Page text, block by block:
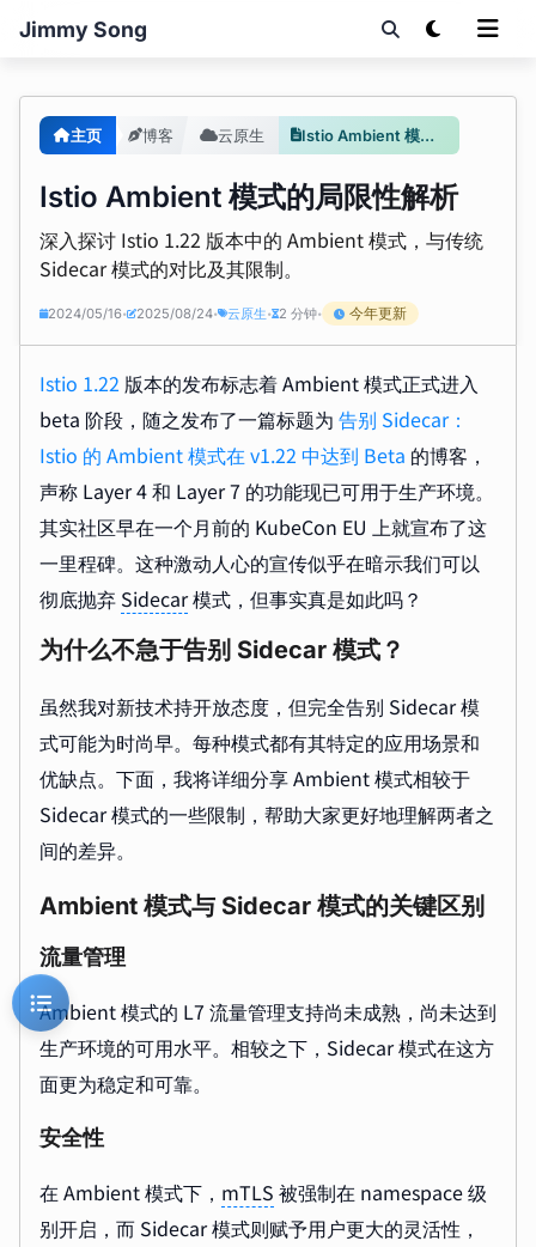
Jimmy Song
主页 博客 云原生 Istio Ambient 模式的局限性解析
Istio Ambient 模式的局限性解析
深入探讨 Istio 1.22 版本中的 Ambient 模式，与传统
Sidecar 模式的对比及其限制。
2024/05/16• 2025/08/24• 云原生 • 2 分钟• 今年更新
Istio 1.22 版本的发布标志着 Ambient 模式正式进入
beta 阶段，随之发布了一篇标题为 告别 Sidecar：
Istio 的 Ambient 模式在 v1.22 中达到 Beta 的博客，
声称 Layer 4 和 Layer 7 的功能现已可用于生产环境。
其实社区早在一个月前的 KubeCon EU 上就宣布了这
一里程碑。这种激动人心的宣传似乎在暗示我们可以
彻底抛弃 Sidecar模式，但事实真是如此吗？
为什么不急于告别 Sidecar 模式？
虽然我对新技术持开放态度，但完全告别 Sidecar 模
式可能为时尚早。每种模式都有其特定的应用场景和
优缺点。下面，我将详细分享 Ambient 模式相较于
Sidecar 模式的一些限制，帮助大家更好地理解两者之
间的差异。
Ambient 模式与 Sidecar 模式的关键区别
流量管理
Ambient 模式的 L7 流量管理支持尚未成熟，尚未达到
生产环境的可用水平。相较之下，Sidecar 模式在这方
面更为稳定和可靠。
安全性
在 Ambient 模式下， mTLS 被强制在 namespace 级
别开启，而 Sidecar 模式则赋予用户更大的灵活性，